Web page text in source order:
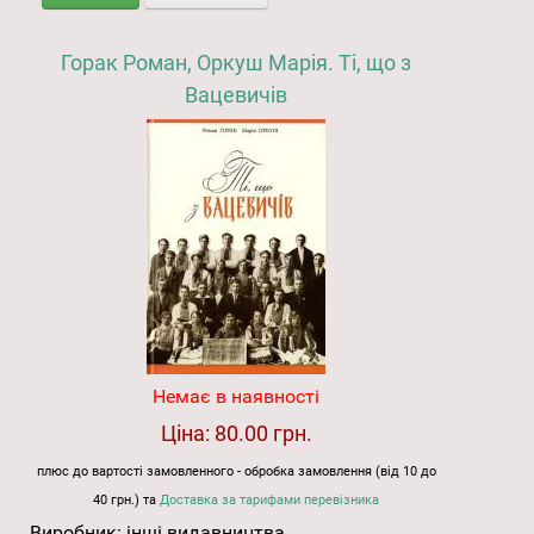
Горак Роман, Оркуш Марія. Ті, що з
Вацевичів
Немає в наявності
Ціна: 80.00 грн.
плюс до вартості замовленного - обробка замовлення (від 10 до
40 грн.) таДоставка за тарифами перевізника